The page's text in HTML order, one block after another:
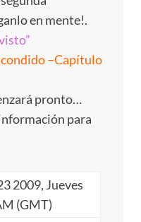
en mente!.
–Capítulo
pronto…
para
2009, Jueves
(GMT)